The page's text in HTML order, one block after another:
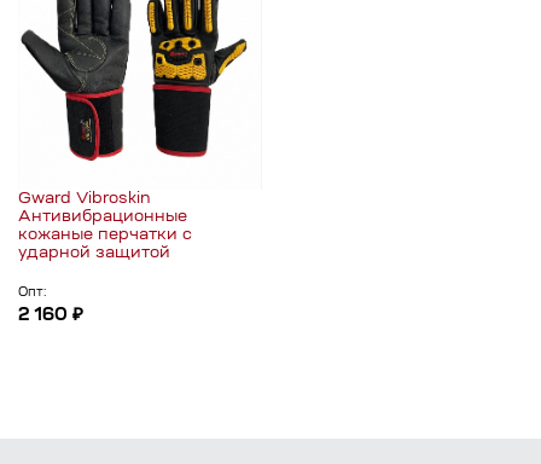
Gward Vibroskin
Антивибрационные
кожаные перчатки с
ударной защитой
Опт:
2 160 ₽